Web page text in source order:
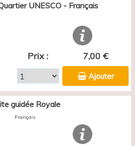
UNESCO - Français
Prix : 7,00 €
Ajouter
guidée Royale
Français